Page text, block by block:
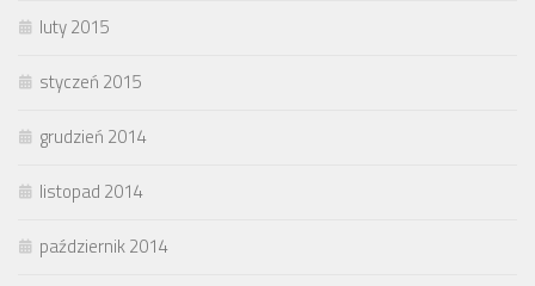
luty 2015
styczeń 2015
grudzień 2014
listopad 2014
październik 2014